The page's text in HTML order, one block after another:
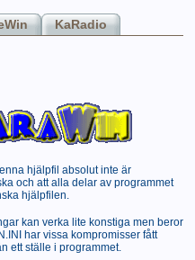
KaRadio
hjälpfil absolut inte är
och att alla delar av programmet
hjälpfilen.
kan verka lite konstiga men beror
har vissa kompromisser fått
ett ställe i programmet.